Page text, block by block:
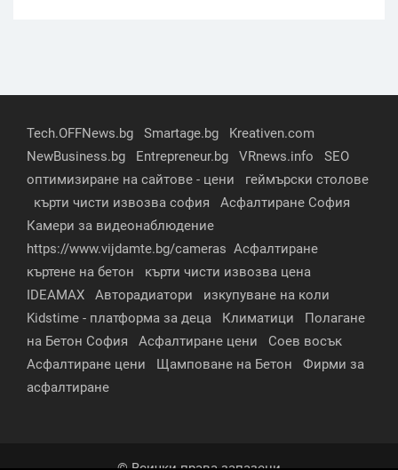
Tech.OFFNews.bg Smartage.bg
Kreativen.com
NewBusiness.bg
Entrepreneur.bg VRnews.info
SEO
оптимизиране на сайтове - цени
геймърски столове
кърти чисти извозва софия
Асфалтиране София
Камери за видеонаблюдение
https://www.vijdamte.bg/cameras Асфалтиране
къртене на бетон
кърти чисти извозва цена
IDEAMAX
Авторадиатори
изкупуване на коли
Kidstime - платформа за деца
Климатици
Полагане
на Бетон София
Асфалтиране цени
Соев восък
Асфалтиране цени
Щамповане на Бетон
Фирми за
асфалтиране